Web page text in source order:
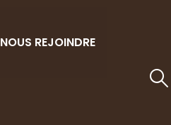
NOUS REJOINDRE